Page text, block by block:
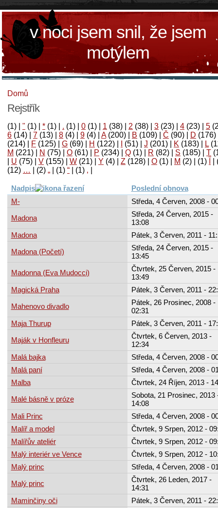
v noci jsem snil, že jsem
motýlem
Domů
Rejstřík
(1) " (1) * (1) . (1) 0 (1) 1 (38) 2 (38) 3 (23) 4 (23) 5
6 (14) 7 (13) 8 (4) 9 (4) A(200) B (109) Č (90) D (176)
(214)
F (125) G (69) H (122) (51) J (201) K (183) L
M (221) N (75) O (61) P (234) Q (1) R (82) S (185) T
U (75) V (155) W (21) Y (4) Z (128) Ο (1) М (2)
(1)
‚
(1)
“
(1)
„
(2)
…
(12)
Nadpis
Poslední obnova
M-
Středa, 4 Červen, 2008 -
Madona
Středa, 24 Červen, 2015 -
13:08
Madona
Pátek, 3 Červen, 2011 -
Madona (Početí)
Středa, 24 Červen, 2015 -
13:45
Madonna (Eva Mudocci)
Čtvrtek, 25 Červen, 2015 -
13:49
Magická Praha
Pátek, 3 Červen, 2011 -
Mahenovo divadlo
Pátek, 26 Prosinec, 2008 -
02:31
Maja Thurup
Pátek, 3 Červen, 2011 -
Maják v Honfleuru
Čtvrtek, 6 Červen, 2013 -
12:34
Malá bajka
Středa, 4 Červen, 2008 -
Malá paní
Středa, 4 Červen, 2008 -
Malba
Čtvrtek, 24 Říjen, 2013 -
Malé básně v próze
Sobota, 21 Prosinec, 2013
14:08
Mali Princ
Středa, 4 Červen, 2008 -
Malíř a model
Čtvrtek, 9 Srpen, 2012 -
Malířův ateliér
Čtvrtek, 9 Srpen, 2012 -
Malý interiér ve Vence
Čtvrtek, 9 Srpen, 2012 -
Malý princ
Středa, 4 Červen, 2008 -
Malý princ
Čtvrtek, 26 Leden, 2017 -
14:31
Maminčiny oči
Pátek, 3 Červen, 2011 -